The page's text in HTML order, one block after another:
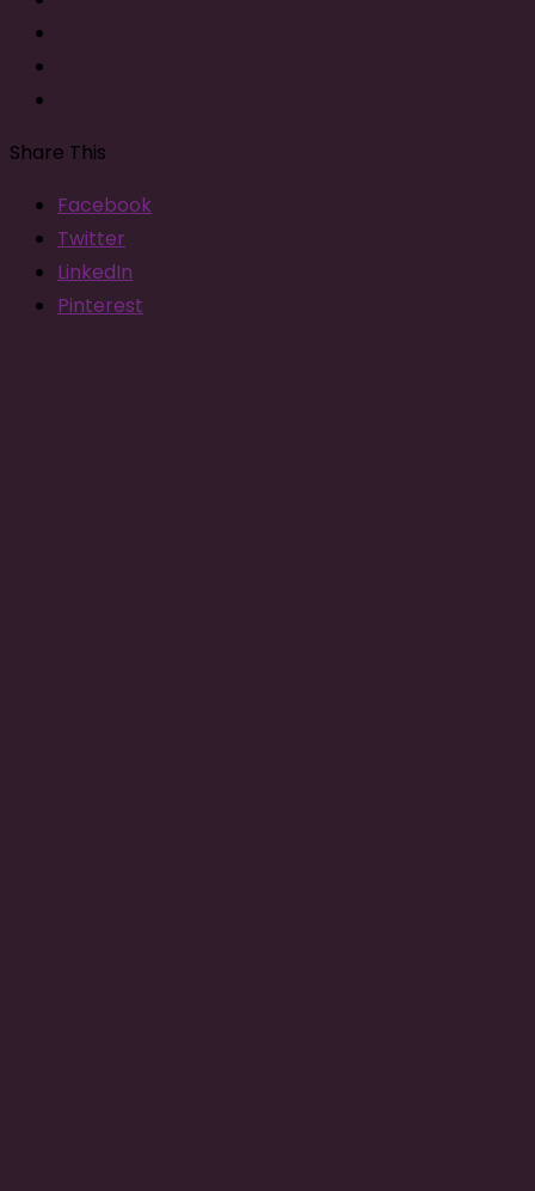
Share This
Facebook
Twitter
LinkedIn
Pinterest